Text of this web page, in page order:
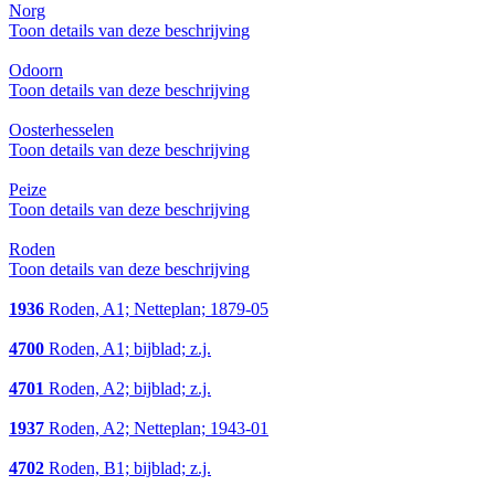
Norg
Toon details van deze beschrijving
Odoorn
Toon details van deze beschrijving
Oosterhesselen
Toon details van deze beschrijving
Peize
Toon details van deze beschrijving
Roden
Toon details van deze beschrijving
1936 Roden, A1; Netteplan; 1879-05
4700 Roden, A1; bijblad; z.j.
4701 Roden, A2; bijblad; z.j.
1937 Roden, A2; Netteplan; 1943-01
4702 Roden, B1; bijblad; z.j.